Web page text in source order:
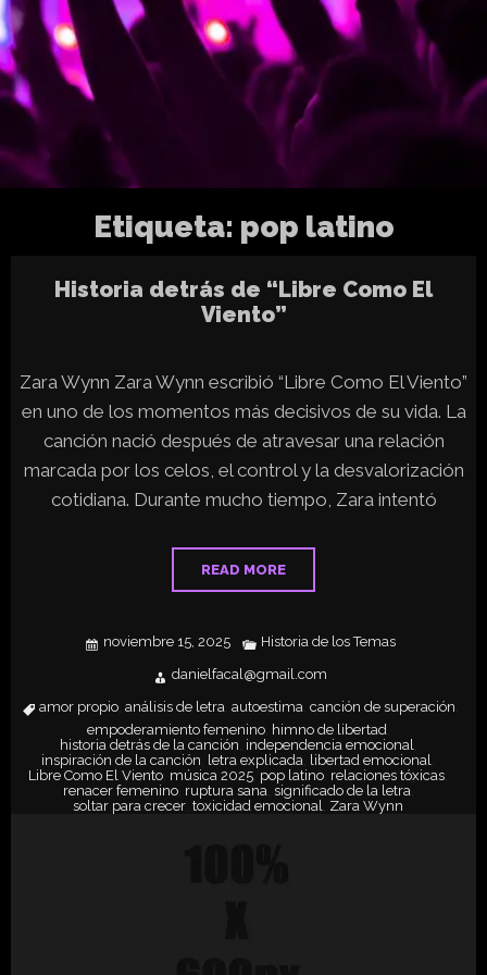
Etiqueta: pop latino
Historia detrás de “Libre Como El
Viento”
Zara Wynn Zara Wynn escribió “Libre Como El Viento”
en uno de los momentos más decisivos de su vida. La
canción nació después de atravesar una relación
marcada por los celos, el control y la desvalorización
cotidiana. Durante mucho tiempo, Zara intentó
READ MORE
noviembre 15, 2025
Historia de los Temas
danielfacal@gmail.com
amor propio análisis de letra autoestima canción de superación
empoderamiento femenino, himno de libertad,
historia detrás de la canción independencia emocional,
inspiración de la canción letra explicada libertad emocional
Libre Como El Viento música 2025 pop latino relaciones tóxicas
renacer femenino, ruptura sana, significado de la letra,
soltar para crecer toxicidad emocional Zara Wynn